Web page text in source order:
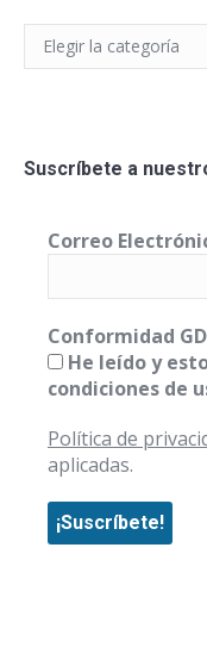
Categorías
Suscríbete a
Correo
Conformidad
He leído y
condiciones de
Política de
aplicadas.